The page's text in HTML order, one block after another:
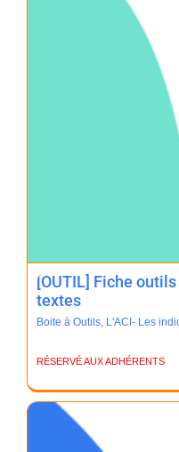
[OUTIL] Fiche
textes
Boite à Outils, L'ACI- Les
RÉSERVÉ AUX ADHÉRENTS